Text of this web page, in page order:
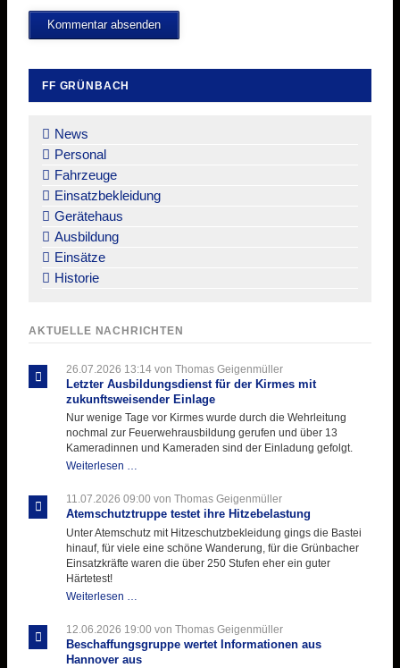
Kommentar absenden
FF GRÜNBACH
überspringen
News
Personal
Fahrzeuge
Einsatzbekleidung
Gerätehaus
Ausbildung
Einsätze
Historie
AKTUELLE NACHRICHTEN
26.07.2026 13:14von Thomas Geigenmüller
Letzter Ausbildungsdienst für der Kirmes mit
zukunftsweisender Einlage
Nur wenige Tage vor Kirmes wurde durch die Wehrleitung
nochmal zur Feuerwehrausbildung gerufen und über 13
Kameradinnen und Kameraden sind der Einladung gefolgt.
Weiterlesen …
für
der
11.07.2026 09:00 von Thomas Geigenmüller
Atemschutztruppe testet ihre Hitzebelastung
Unter Atemschutz mit Hitzeschutzbekleidung gings die Bastei
hinauf, für viele eine schöne Wanderung, für die Grünbacher
Einsatzkräfte waren die über 250 Stufen eher ein guter
Härtetest!
Weiterlesen …
ihre
Hitzebelastung
12.06.2026 19:00 von Thomas Geigenmüller
Beschaffungsgruppe wertet Informationen aus
Hannover aus